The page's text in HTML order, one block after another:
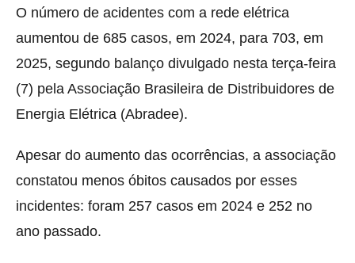
O número de acidentes com a rede elétrica
aumentou de 685 casos, em 2024, para 703, em
2025, segundo balanço divulgado nesta terça-feira
(7) pela Associação Brasileira de Distribuidores de
Energia Elétrica (Abradee).
Apesar do aumento das ocorrências, a associação
constatou menos óbitos causados por esses
incidentes: foram 257 casos em 2024 e 252 no
ano passado.